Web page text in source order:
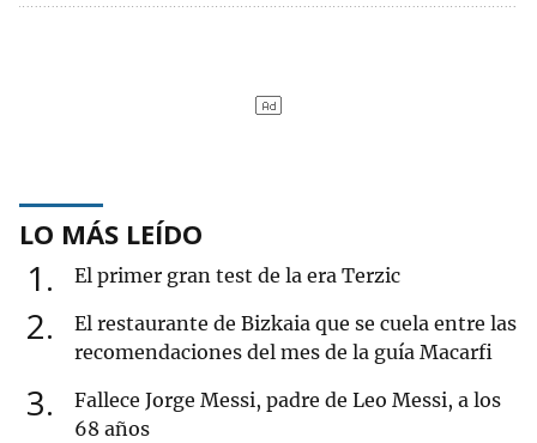
LO MÁS LEÍDO
1 El primer gran test de la era Terzic
2
El restaurante de Bizkaia que se cuela entre las
recomendaciones del mes de la guía Macarfi
3
Fallece Jorge Messi, padre de Leo Messi, a los
68 años